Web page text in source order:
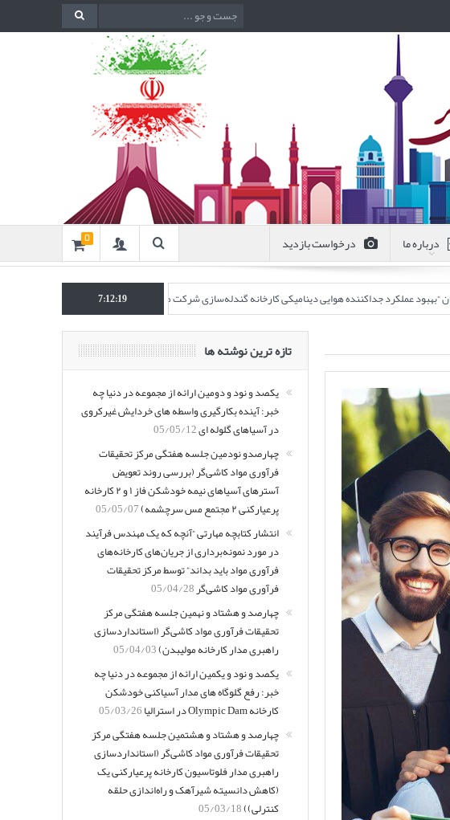
درباره ما درخواست بازدید 0
“بهبود عملکرد جداکننده هوایی دینامیکی کارخانه گندله‌سازی شرکت معدنی و صنعتی گل‌گهر” در نشریه
7:12:20
تازه ترین نوشته ها
یکصد و نود و دومین ارائه از مجموعه در دنیا چه
خبر: آینده بکارگیری واسطه های خردایش غیرکروی
در آسیاهای گلوله ای05/05/12
چهارصدو نودمین جلسه هفتگی مرکز تحقیقات
فرآوری مواد کاشی‌گر (بررسی روند تعویض
آسترهای آسیاهای نیمه خودشکن فاز ۱ و ۲ کارخانه
پرعیارکنی ۲ مجتمع مس سرچشمه)
05/05/07
انتشار کتابچه مهارتی “آنچه که یک مهندس فرآیند
در مورد نمونه‌برداری از جریان‌های کارخانه‌های
فرآوری مواد باید بداند” توسط مرکز تحقیقات
فرآوری مواد کاشی‌گر05/04/28
چهارصد و هشتاد و نهمین جلسه هفتگی مرکز
تحقیقات فرآوری مواد کاشی‌گر (استانداردسازی
راهبری مدار کارخانه مولیبدن)05/04/03
یکصد و نود و یکمین ارائه از مجموعه در دنیا چه
خبر: رفع گلوگاه های مدار آسیاکنی خودشکن
کارخانه Olympic Dam در استرالیا
05/03/26
چهارصد و هشتاد و هشتمین جلسه هفتگی مرکز
تحقیقات فرآوری مواد کاشی‌گر (استانداردسازی
راهبری مدار فلوتاسیون کارخانه پرعیارکنی یک
(کاهش دانسیته شیرآهک و راه‌اندازی حلقه
کنترلی))05/03/18